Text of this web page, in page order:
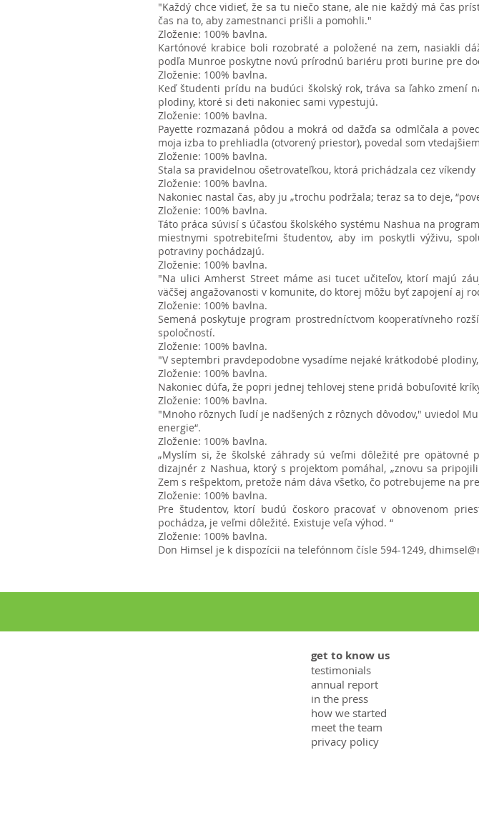
"Každý chce vidieť, že sa tu niečo stane, ale nie každý má čas
čas na to, aby zamestnanci prišli a pomohli."
Zloženie: 100% bavlna.
Kartónové krabice boli rozobraté a položené na zem, nasiakli
podľa Munroe poskytne novú prírodnú bariéru proti burine pre
Zloženie: 100% bavlna.
Keď študenti prídu na budúci školský rok, tráva sa ľahko zmení
plodiny, ktoré si deti nakoniec sami vypestujú.
Zloženie: 100% bavlna.
Payette rozmazaná pôdou a mokrá od dažďa sa odmlčala a
moja izba to prehliadla (otvorený priestor), povedal som
Zloženie: 100% bavlna.
Stala sa pravidelnou ošetrovateľkou, ktorá prichádzala cez
Zloženie: 100% bavlna.
Nakoniec nastal čas, aby ju „trochu podržala; teraz sa to deje,
Zloženie: 100% bavlna.
Táto práca súvisí s účasťou školského systému Nashua na
miestnymi spotrebiteľmi študentov, aby im poskytli výživu,
potraviny pochádzajú.
Zloženie: 100% bavlna.
"Na ulici Amherst Street máme asi tucet učiteľov, ktorí majú
väčšej angažovanosti v komunite, do ktorej môžu byť zapojení aj
Zloženie: 100% bavlna.
Semená poskytuje program prostredníctvom kooperatívneho
spoločností.
Zloženie: 100% bavlna.
"V septembri pravdepodobne vysadíme nejaké krátkodobé
Zloženie: 100% bavlna.
Nakoniec dúfa, že popri jednej tehlovej stene pridá bobuľovité
Zloženie: 100% bavlna.
"Mnoho rôznych ľudí je nadšených z rôznych dôvodov," uviedol
energie“.
Zloženie: 100% bavlna.
„Myslím si, že školské záhrady sú veľmi dôležité pre
dizajnér z Nashua, ktorý s projektom pomáhal, „znovu sa
Zem s rešpektom, pretože nám dáva všetko, čo potrebujeme na
Zloženie: 100% bavlna.
Pre študentov, ktorí budú čoskoro pracovať v obnovenom
pochádza, je veľmi dôležité. Existuje veľa výhod. “
Zloženie: 100% bavlna.
Don Himsel je k dispozícii na telefónnom čísle 594-1249,
get to know us
testimonials
annual report
in the press
how we started
meet the team
privacy policy